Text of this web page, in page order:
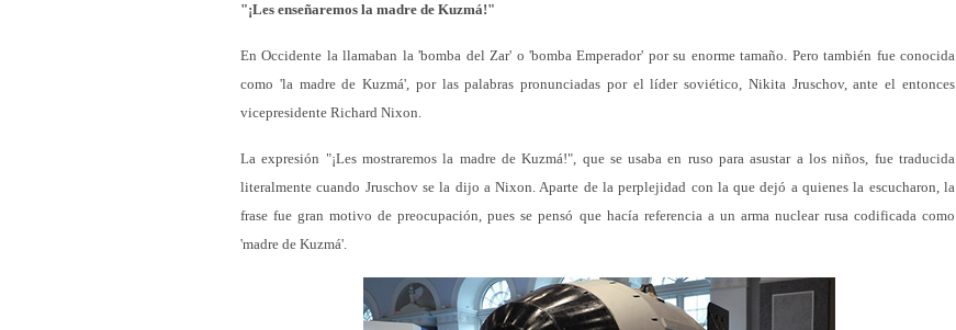
"¡Les enseñaremos la madre de Kuzmá!"
En Occidente la llamaban la 'bomba del Zar' o 'bomba Emperador' por su enorme tamaño. Pero también fue conocida
como 'la madre de Kuzmá', por las palabras pronunciadas por el líder soviético, Nikita Jruschov, ante el entonces
vicepresidente Richard Nixon.
La expresión "¡Les mostraremos la madre de Kuzmá!", que se usaba en ruso para asustar a los niños, fue traducida
literalmente cuando Jruschov se la dijo a Nixon. Aparte de la perplejidad con la que dejó a quienes la escucharon, la
frase fue gran motivo de preocupación, pues se pensó que hacía referencia a un arma nuclear rusa codificada como
'madre de Kuzmá'.